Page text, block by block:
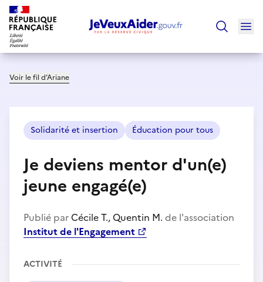
Voir le fil d’Ariane
Solidarité et insertion Éducation pour tous
Je deviens mentor d'un(e)
jeune engagé(e)
Publié par Cécile T., Quentin M. de l'association
Institut de l'Engagement
ACTIVITÉ